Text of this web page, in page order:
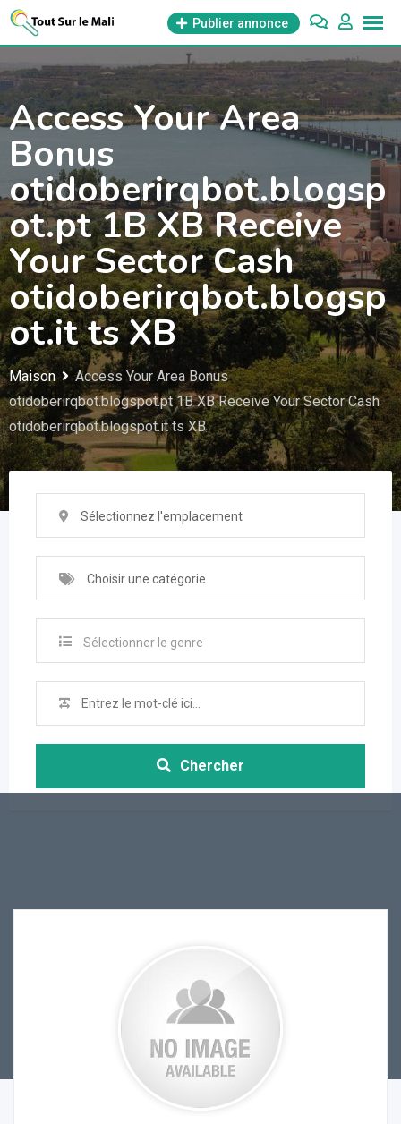
Aller
contenu
Publier annonce
Access Your Area
Bonus
otidoberirqbot.blogsp
ot.pt 1B XB Receive
Your Sector Cash
otidoberirqbot.blogsp
ot.it ts XB
Maison
Access Your Area Bonus
otidoberirqbot.blogspot.pt 1B XB Receive Your Sector Cash
otidoberirqbot.blogspot.it ts XB
Sélectionnez l'emplacement
Choisir une catégorie
Sélectionner le genre
Chercher